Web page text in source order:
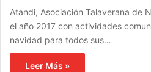
Atandi, Asociación Talaverana de
el año 2017 con actividades
navidad para todos sus…
Leer Más »